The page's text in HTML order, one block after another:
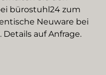
bürostuhl24 zum
Neuware bei
auf Anfrage.